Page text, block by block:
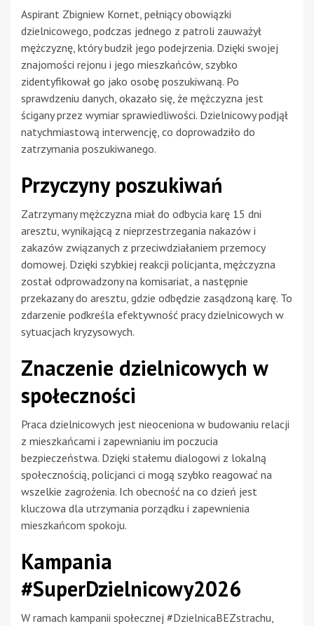
Aspirant Zbigniew Kornet, pełniący obowiązki
dzielnicowego, podczas jednego z patroli zauważył
mężczyznę, który budził jego podejrzenia. Dzięki swojej
znajomości rejonu i jego mieszkańców, szybko
zidentyfikował go jako osobę poszukiwaną. Po
sprawdzeniu danych, okazało się, że mężczyzna jest
ścigany przez wymiar sprawiedliwości. Dzielnicowy podjął
natychmiastową interwencję, co doprowadziło do
zatrzymania poszukiwanego.
Przyczyny poszukiwań
Zatrzymany mężczyzna miał do odbycia karę 15 dni
aresztu, wynikającą z nieprzestrzegania nakazów i
zakazów związanych z przeciwdziałaniem przemocy
domowej. Dzięki szybkiej reakcji policjanta, mężczyzna
został odprowadzony na komisariat, a następnie
przekazany do aresztu, gdzie odbędzie zasądzoną karę. To
zdarzenie podkreśla efektywność pracy dzielnicowych w
sytuacjach kryzysowych.
Znaczenie dzielnicowych w
społeczności
Praca dzielnicowych jest nieoceniona w budowaniu relacji
z mieszkańcami i zapewnianiu im poczucia
bezpieczeństwa. Dzięki stałemu dialogowi z lokalną
społecznością, policjanci ci mogą szybko reagować na
wszelkie zagrożenia. Ich obecność na co dzień jest
kluczowa dla utrzymania porządku i zapewnienia
mieszkańcom spokoju.
Kampania
#SuperDzielnicowy2026
W ramach kampanii społecznej #DzielnicaBEZstrachu,